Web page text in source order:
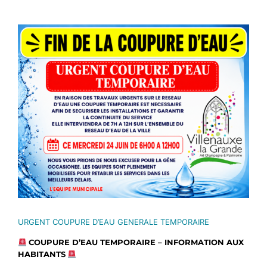
Voir
l'image
agrandie
URGENT COUPURE D’EAU GENERALE TEMPORAIRE
COUPURE D’EAU TEMPORAIRE – INFORMATION AUX
HABITANTS